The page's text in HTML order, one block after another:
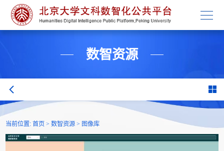
学校主页
数智资源
当前位置:首页 > 数智资源 > 图像库